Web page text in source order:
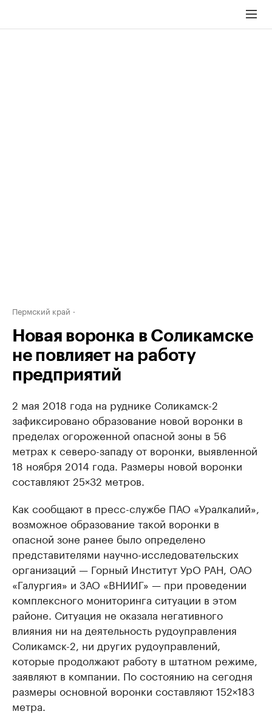
Пермский край
Новая воронка в Соликамске
не повлияет на работу
предприятий
2 мая 2018 года на руднике Соликамск-2
зафиксировано образование новой воронки в
пределах огороженной опасной зоны в 56
метрах к северо-западу от воронки, выявленной
18 ноября 2014 года. Размеры новой воронки
составляют 25×32 метров.
Как сообщают в пресс-службе ПАО «Уралкалий»,
возможное образование такой воронки в
опасной зоне ранее было определено
представителями научно-исследовательских
организаций — Горный Институт УрО РАН, ОАО
«Галургия» и ЗАО «ВНИИГ» — при проведении
комплексного мониторинга ситуации в этом
районе. Ситуация не оказала негативного
влияния ни на деятельность рудоуправления
Соликамск-2, ни других рудоуправлений,
которые продолжают работу в штатном режиме,
заявляют в компании. По состоянию на сегодня
размеры основной воронки составляют 152×183
метра.